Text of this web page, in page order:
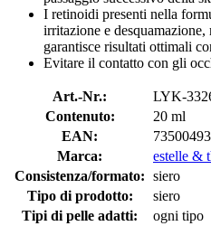
I retinoidi presenti nella
irritazione e
garantisce risultati ottimali
Evitare il contatto con gli
Art.-Nr.:
LYK-
Contenuto:
20 ml
EAN:
Marca:
estelle &
Consistenza/formato: siero
Tipo di prodotto:
siero
Tipi di pelle adatti:
ogni tipo